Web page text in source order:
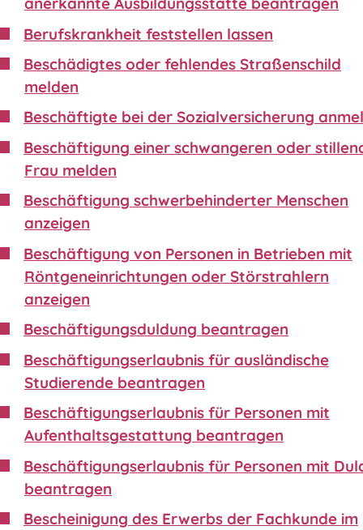
Berufskrankheit feststellen lassen
Beschädigtes oder fehlendes Straßenschild
melden
Beschäftigte bei der Sozialversicherung
Beschäftigung einer schwangeren oder
Frau melden
Beschäftigung schwerbehinderter Menschen
anzeigen
Beschäftigung von Personen in Betrieben mit
Röntgeneinrichtungen oder Störstrahlern
anzeigen
Beschäftigungsduldung beantragen
Beschäftigungserlaubnis für ausländische
Studierende beantragen
Beschäftigungserlaubnis für Personen mit
Aufenthaltsgestattung beantragen
Beschäftigungserlaubnis für Personen mit
beantragen
Bescheinigung des Erwerbs der Fachkunde im